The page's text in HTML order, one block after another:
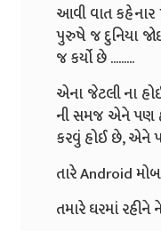
આવી વાત
પુરુષે જ દુનિયા
જ કર્યો છે .........
એના જેટલી ના
ની સમજ એને પણ
કરવું હોઈ છે, એને
તારે Android
તમારે ઘરમાં